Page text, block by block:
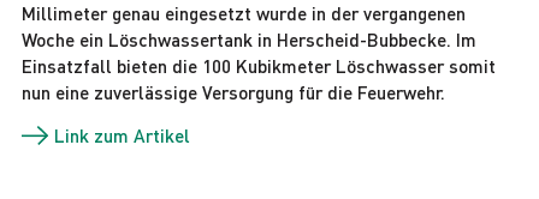
Millimeter genau eingesetzt wurde in der vergangenen
Woche ein Löschwassertank in Herscheid-Bubbecke. Im
Einsatzfall bieten die 100 Kubikmeter Löschwasser somit
nun eine zuverlässige Versorgung für die Feuerwehr.
Link zum Artikel